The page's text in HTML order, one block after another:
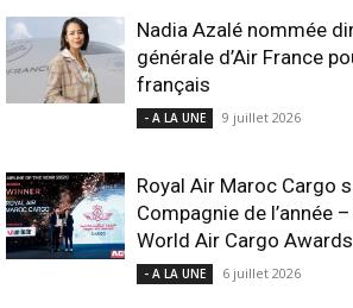
Nadia Azalé nommée
générale d’Air France
français
- A LA UNE 9 juillet 2026
Royal Air Maroc Cargo
Compagnie de l’année
World Air Cargo Awards
- A LA UNE 6 juillet 2026